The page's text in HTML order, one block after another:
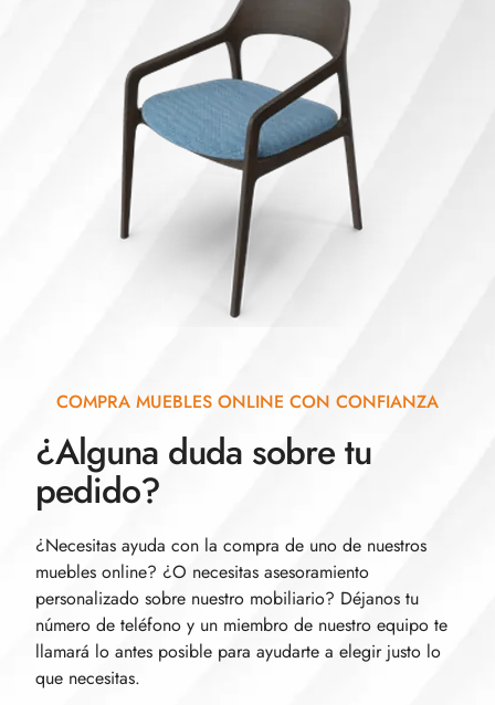
COMPRA MUEBLES ONLINE CON CONFIANZA
¿Alguna duda sobre tu
pedido?
¿Necesitas ayuda con la compra de uno de nuestros
muebles online? ¿O necesitas asesoramiento
personalizado sobre nuestro mobiliario? Déjanos tu
número de teléfono y un miembro de nuestro equipo te
llamará lo antes posible para ayudarte a elegir justo lo
que necesitas.